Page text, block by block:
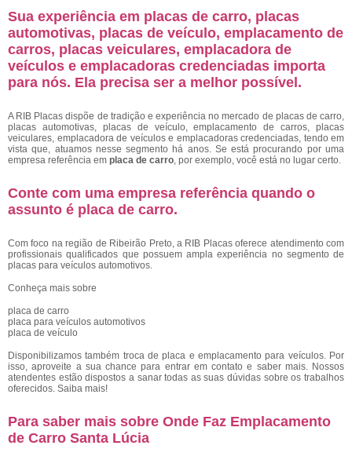
Sua experiência em placas de carro, placas
automotivas, placas de veículo, emplacamento de
carros, placas veiculares, emplacadora de
veículos e emplacadoras credenciadas importa
para nós. Ela precisa ser a melhor possível.
A RIB Placas dispõe de tradição e experiência no mercado de placas de carro,
placas automotivas, placas de veículo, emplacamento de carros, placas
veiculares, emplacadora de veículos e emplacadoras credenciadas, tendo em
vista que, atuamos nesse segmento há anos. Se está procurando por uma
empresa referência em placa de carro, por exemplo, você está no lugar certo.
Conte com uma empresa referência quando o
assunto é placa de carro.
Com foco na região de Ribeirão Preto, a RIB Placas oferece atendimento com
profissionais qualificados que possuem ampla experiência no segmento de
placas para veículos automotivos.
Conheça mais sobre
placa de carro
placa para veículos automotivos
placa de veículo
Disponibilizamos também troca de placa e emplacamento para veículos. Por
isso, aproveite a sua chance para entrar em contato e saber mais. Nossos
atendentes estão dispostos a sanar todas as suas dúvidas sobre os trabalhos
oferecidos. Saiba mais!
Para saber mais sobre Onde Faz Emplacamento
de Carro Santa Lúcia